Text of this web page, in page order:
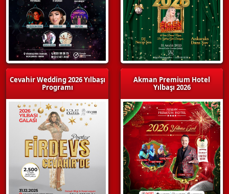
Cevahir Wedding 2026 Yılbaşı
Programı
Akman Premium Hotel
Yılbaşı 2026